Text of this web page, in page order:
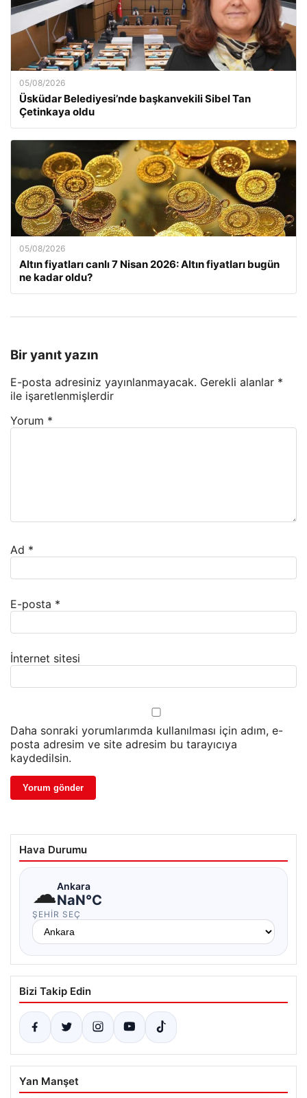
05/08/2026
Üsküdar Belediyesi’nde başkanvekili Sibel Tan
Çetinkaya oldu
05/08/2026
Altın fiyatları canlı 7 Nisan 2026: Altın fiyatları bugün
ne kadar oldu?
Bir yanıt yazın
E-posta adresiniz yayınlanmayacak. Gerekli alanlar *
ile işaretlenmişlerdir
Yorum *
Ad *
E-posta *
İnternet sitesi
Daha sonraki yorumlarımda kullanılması için adım, e-
posta adresim ve site adresim bu tarayıcıya
kaydedilsin.
Hava Durumu
☁Ankara
NaN°C
ŞEHIR SEÇ
Bizi Takip Edin
Yan Manşet